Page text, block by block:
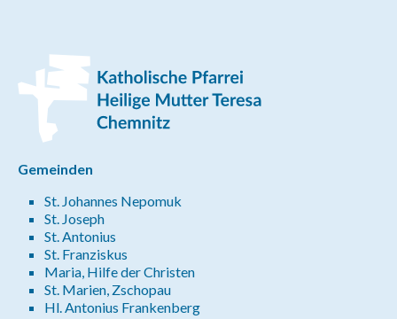
Gemeinden
St. Johannes Nepomuk
St. Joseph
St. Antonius
St. Franziskus
Maria, Hilfe der Christen
St. Marien, Zschopau
Hl. Antonius Frankenberg